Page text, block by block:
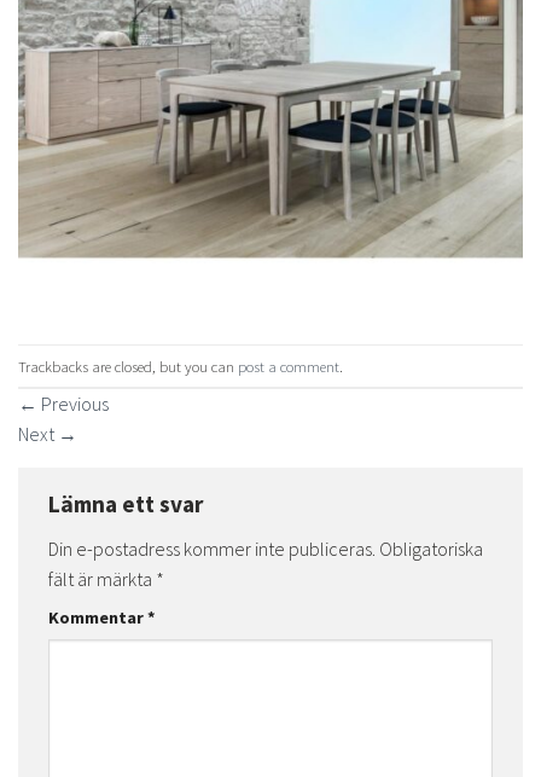
Trackbacks are closed, but you can post a comment
← Previous
Next →
Lämna ett svar
Din e-postadress kommer inte publiceras. Obligatoriska
fält är märkta *
Kommentar*